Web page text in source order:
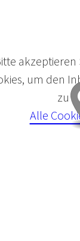
akzeptieren
um den
zu
Alle